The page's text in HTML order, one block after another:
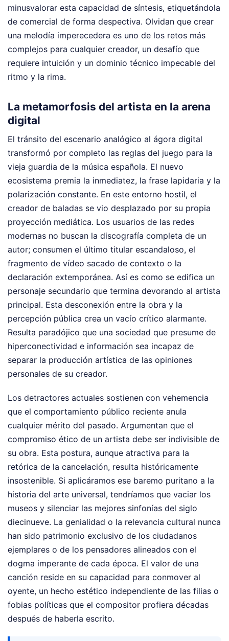
minusvalorar esta capacidad de síntesis, etiquetándola
de comercial de forma despectiva. Olvidan que crear
una melodía imperecedera es uno de los retos más
complejos para cualquier creador, un desafío que
requiere intuición y un dominio técnico impecable del
ritmo y la rima.
La metamorfosis del artista en la arena
digital
El tránsito del escenario analógico al ágora digital
transformó por completo las reglas del juego para la
vieja guardia de la música española. El nuevo
ecosistema premia la inmediatez, la frase lapidaria y la
polarización constante. En este entorno hostil, el
creador de baladas se vio desplazado por su propia
proyección mediática. Los usuarios de las redes
modernas no buscan la discografía completa de un
autor; consumen el último titular escandaloso, el
fragmento de vídeo sacado de contexto o la
declaración extemporánea. Así es como se edifica un
personaje secundario que termina devorando al artista
principal. Esta desconexión entre la obra y la
percepción pública crea un vacío crítico alarmante.
Resulta paradójico que una sociedad que presume de
hiperconectividad e información sea incapaz de
separar la producción artística de las opiniones
personales de su creador.
Los detractores actuales sostienen con vehemencia
que el comportamiento público reciente anula
cualquier mérito del pasado. Argumentan que el
compromiso ético de un artista debe ser indivisible de
su obra. Esta postura, aunque atractiva para la
retórica de la cancelación, resulta históricamente
insostenible. Si aplicáramos ese baremo puritano a la
historia del arte universal, tendríamos que vaciar los
museos y silenciar las mejores sinfonías del siglo
diecinueve. La genialidad o la relevancia cultural nunca
han sido patrimonio exclusivo de los ciudadanos
ejemplares o de los pensadores alineados con el
dogma imperante de cada época. El valor de una
canción reside en su capacidad para conmover al
oyente, un hecho estético independiente de las filias o
fobias políticas que el compositor profiera décadas
después de haberla escrito.